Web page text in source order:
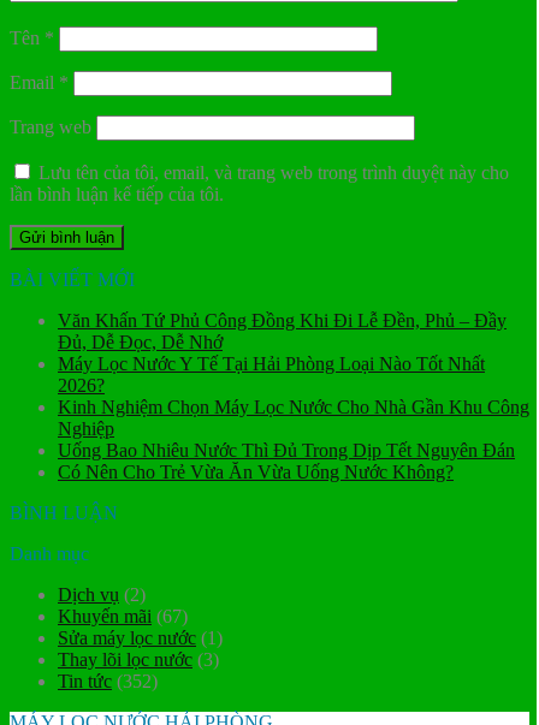
Tên *
Email *
Trang web
Lưu tên của tôi, email, và trang web trong trình duyệt này cho
lần bình luận kế tiếp của tôi.
BÀI VIẾT MỚI
Văn Khấn Tứ Phủ Công Đồng Khi Đi Lễ Đền, Phủ – Đầy
Đủ, Dễ Đọc, Dễ Nhớ
Máy Lọc Nước Y Tế Tại Hải Phòng Loại Nào Tốt Nhất
2026?
Kinh Nghiệm Chọn Máy Lọc Nước Cho Nhà Gần Khu Công
Nghiệp
Uống Bao Nhiêu Nước Thì Đủ Trong Dịp Tết Nguyên Đán
Có Nên Cho Trẻ Vừa Ăn Vừa Uống Nước Không?
BÌNH LUẬN
Danh mục
Dịch vụ (2)
Khuyến mãi (67)
Sửa máy lọc nước (1)
Thay lõi lọc nước (3)
Tin tức (352)